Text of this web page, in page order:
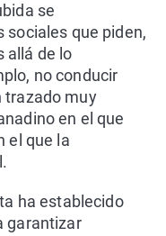
se
sociales que piden,
allá de lo
no conducir
trazado muy
en el que
el que la
ha establecido
garantizar